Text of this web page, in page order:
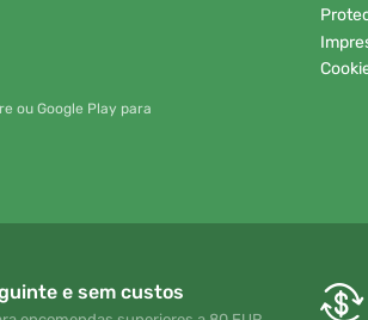
ou Google Play para
e sem custos